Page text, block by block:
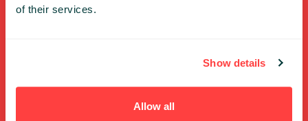
of their services.
Show details
Allow all